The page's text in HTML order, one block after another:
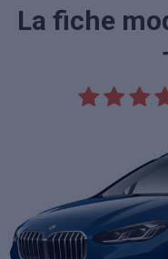
La fiche